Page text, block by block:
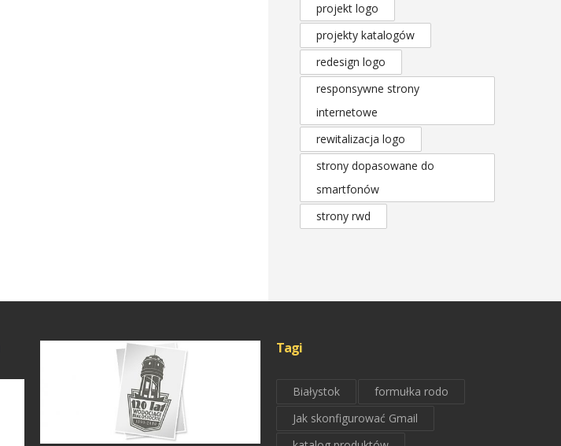
projekt logo
projekty katalogów
redesign logo
responsywne strony
internetowe
rewitalizacja logo
strony dopasowane do
smartfonów
strony rwd
Tagi
Białystok
formułka rodo
Jak skonfigurować Gmail